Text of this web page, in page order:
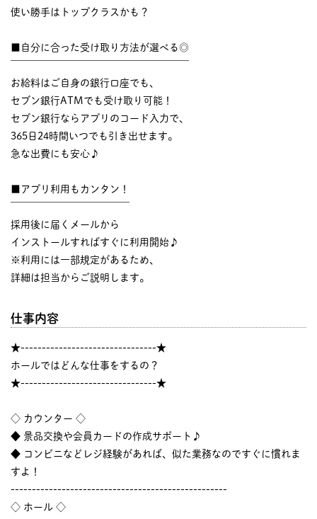
使い勝手はトップクラスかも？
■自分に合った受け取り方法が選べる◎
お給料はご自身の銀行口座でも、
セブン銀行ATMでも受け取り可能！
セブン銀行ならアプリのコード入力で、
365日24時間いつでも引き出せます。
急な出費にも安心♪
■アプリ利用もカンタン！
採用後に届くメールから
インストールすればすぐに利用開始♪
※利用には一部規定があるため、
詳細は担当からご説明します。
仕事内容
★--------------------------------★
ホールではどんな仕事をするの？
★--------------------------------★
◇ カウンター ◇
◆ 景品交換や会員カードの作成サポート♪
◆ コンビニなどレジ経験があれば、似た業務なのですぐに慣れま
すよ！
---------------------------------------------------
◇ ホール ◇